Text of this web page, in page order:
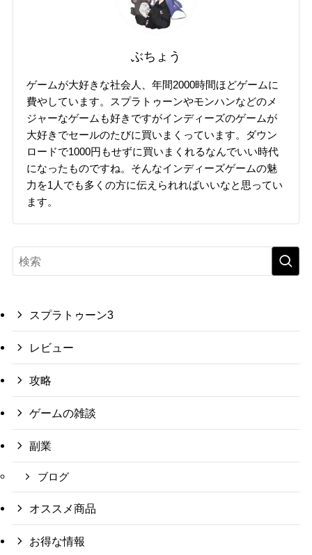
ぶちょう
ゲームが大好きな社会人、年間2000時間ほどゲームに
費やしています。スプラトゥーンやモンハンなどのメ
ジャーなゲームも好きですがインディーズのゲームが
大好きでセールのたびに買いまくっています。ダウン
ロードで1000円もせずに買いまくれるなんでいい時代
になったものですね。そんなインディーズゲームの魅
力を1人でも多くの方に伝えられればいいなと思ってい
ます。
スプラトゥーン3
レビュー
攻略
ゲームの雑談
副業
ブログ
オススメ商品
お得な情報